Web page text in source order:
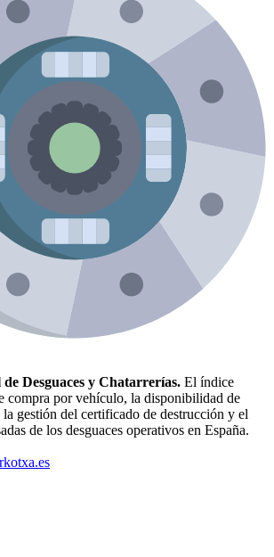
Desguaces y Chatarrerías. El índice
compra por vehículo, la disponibilidad de
gestión del certificado de destrucción y el
de los desguaces operativos en España.